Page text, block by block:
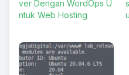
ver Dengan WordOps U
ntuk Web Hosting